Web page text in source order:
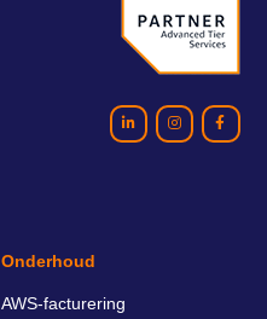
Onderhoud
AWS-facturering